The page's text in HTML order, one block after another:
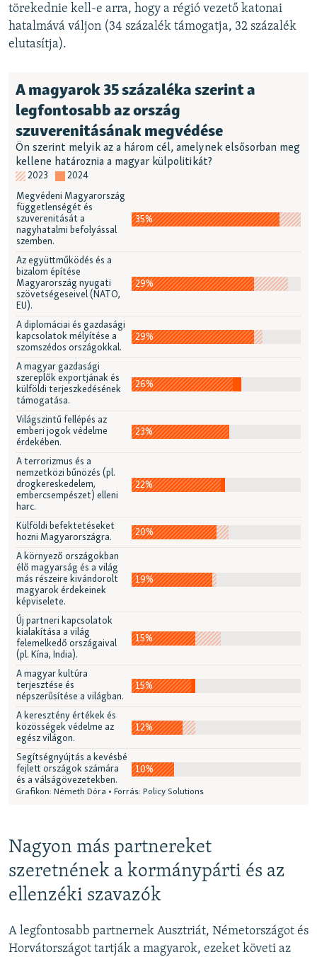
törekednie kell-e arra, hogy a régió vezető katonai
hatalmává váljon (34 százalék támogatja, 32 százalék
elutasítja).
Nagyon más partnereket
szeretnének a kormánypárti és az
ellenzéki szavazók
A legfontosabb partnernek Ausztriát, Németországot és
Horvátországot tartják a magyarok, ezeket követi az